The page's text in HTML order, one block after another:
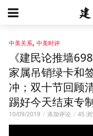
中美关系, 中美时评
《建民论推墙
家属吊销绿卡和
冲；双十节回顾
踢好今天结束专
10/09/2019 添加评论 45